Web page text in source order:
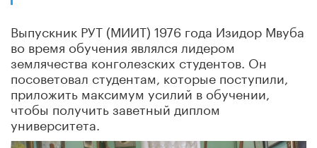
Выпускник РУТ (МИИТ) 1976 года Изидор Мвуба
во время обучения являлся лидером
землячества конголезских студентов. Он
посоветовал студентам, которые поступили,
приложить максимум усилий в обучении,
чтобы получить заветный диплом
университета.